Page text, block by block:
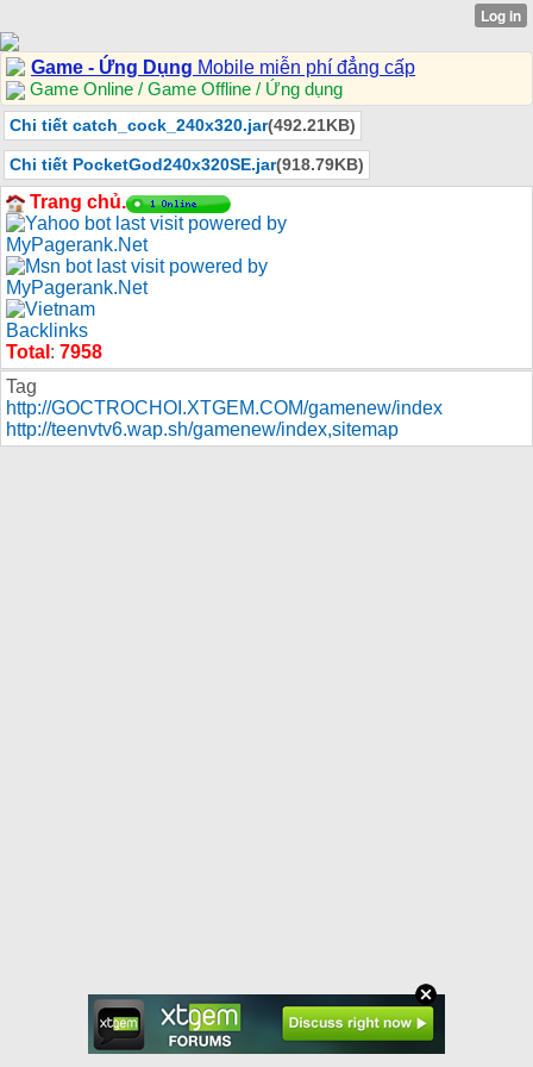
Game - Ứng Dụng Mobile miễn phí đẳng cấp
Game Online / Game Offline / Ứng dụng
Chi tiết catch_cock_240x320.jar(492.21KB)
Chi tiết PocketGod240x320SE.jar(918.79KB)
Trang chủ.
Total : 7958
Tag
http://GOCTROCHOI.XTGEM.COM/gamenew/index
http://teenvtv6.wap.sh/gamenew/index,sitemap